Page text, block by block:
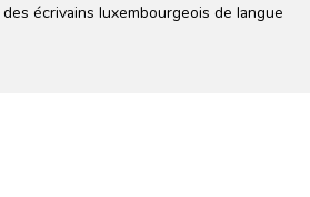
des écrivains luxembourgeois de langue